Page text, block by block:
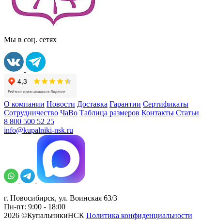
Мы в соц. сетях
О компании Новости Доставка Гарантии Сертификаты
Сотрудничество ЧаВо Таблица размеров Контакты Статьи
8 800 500 52 25
info@kupalniki-nsk.ru
г. Новосибирск, ул. Воинская 63/3
Пн-пт: 9:00 - 18:00
2026 ©КупальникиНСК Политика конфиденциальности